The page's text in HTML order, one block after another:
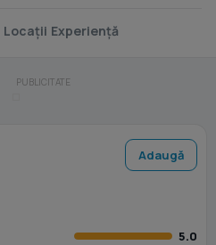
Locații Experiență
Adaugă
5.0